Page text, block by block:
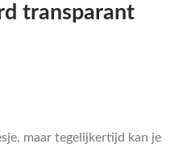
transparant
maar tegelijkertijd kan je